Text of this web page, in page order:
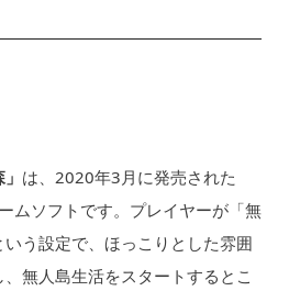
は、2020年3月に発売された
ムソフトです。プレイヤーが「無
う設定で、ほっこりとした雰囲
無人島生活をスタートするとこ